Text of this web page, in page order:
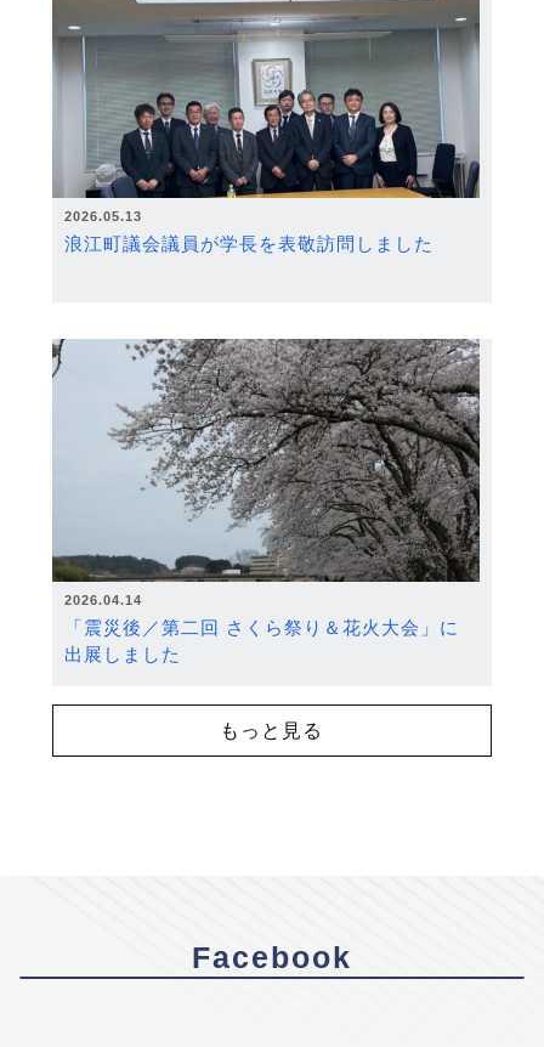
2026.05.13
浪江町議会議員が学長を表敬訪問しました
2026.04.14
「震災後／第二回 さくら祭り＆花火大会」に
出展しました
もっと見る
Facebook